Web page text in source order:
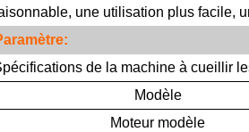
une utilisation plus facile,
de la machine à cueillir
Modèle
Moteur modèle